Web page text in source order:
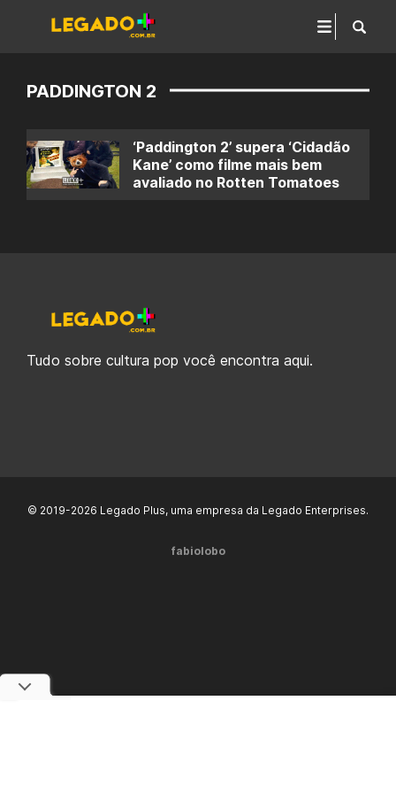
PADDINGTON 2
‘Paddington 2’ supera ‘Cidadão
Kane’ como filme mais bem
avaliado no Rotten Tomatoes
Tudo sobre cultura pop você encontra aqui.
© 2019-2026 Legado Plus, uma empresa da Legado Enterprises.
fabiolobo